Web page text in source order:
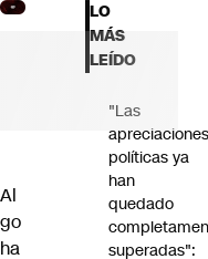
Al
go
ha
LO
MÁS
LEÍDO
"Las
apreciaciones
políticas ya
han
quedado
superadas":